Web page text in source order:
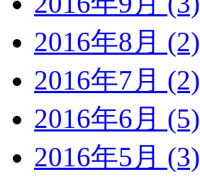
2016年8月 (2)
2016年7月 (2)
2016年6月 (5)
2016年5月 (3)